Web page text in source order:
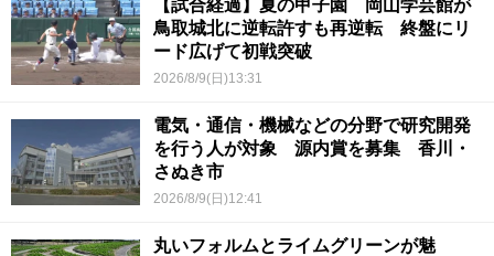
【試合経過】夏の甲子園 岡山学芸館が
鳥取城北に逆転許すも再逆転 終盤にリ
ード広げて初戦突破
2026/8/9(日)13:31
電気・通信・機械などの分野で研究開発
を行う人が対象 源内賞を募集 香川・
さぬき市
2026/8/9(日)12:41
丸いフォルムとライムグリーンが魅